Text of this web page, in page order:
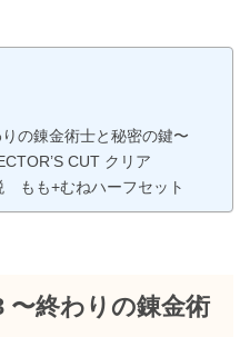
の錬金術士と秘密の鍵〜
CUT クリア
もも+むねハーフセット
〜終わりの錬金術